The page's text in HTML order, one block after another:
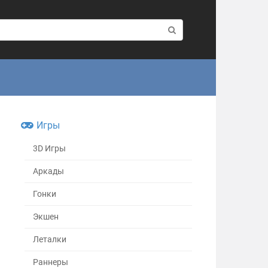
Игры
3D Игры
Аркады
Гонки
Экшен
Леталки
Раннеры